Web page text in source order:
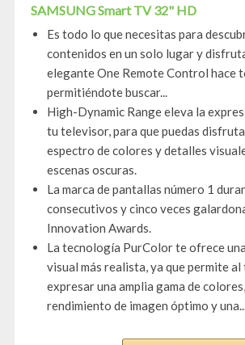
SAMSUNG Smart TV 32" HD
Es todo lo que necesitas para
contenidos en un solo lugar y
elegante One Remote Control hace
permitiéndote buscar...
High-Dynamic Range eleva la
tu televisor, para que puedas
espectro de colores y detalles
escenas oscuras.
La marca de pantallas número 1
consecutivos y cinco veces
Innovation Awards.
La tecnología PurColor te ofrece
visual más realista, ya que permite
expresar una amplia gama de
rendimiento de imagen óptimo y